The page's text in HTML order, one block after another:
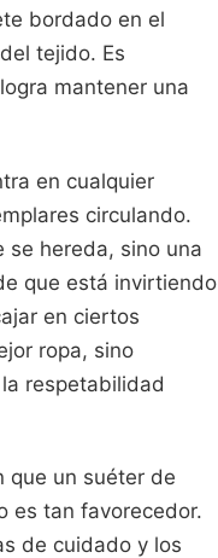
bordado en el
tejido. Es
mantener una
en cualquier
circulando.
se hereda, sino una
que está invirtiendo
en ciertos
ropa, sino
respetabilidad
que un suéter de
es tan favorecedor.
de cuidado y los